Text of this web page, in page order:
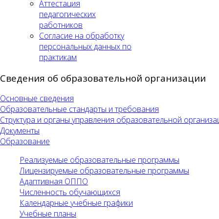
Аттестация
педагогических
работников
Согласие на обработку
персональных данных по
практикам
Сведения об образовательной организации
Основные сведения
Образовательные стандарты и требования
Структура и органы управления образовательной
Документы
Образование
Реализуемые образовательные программы
Лицензируемые образовательные программы
Адаптивная ОППО
Численность обучающихся
Календарные учебные графики
Учебные планы